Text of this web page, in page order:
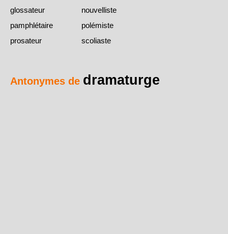
glossateur
nouvelliste
pamphlétaire
polémiste
prosateur
scoliaste
Antonymes de dramaturge